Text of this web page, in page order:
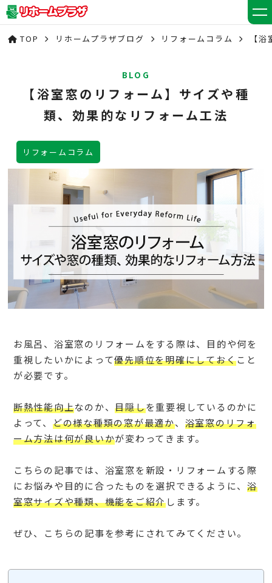
TOP リホームプラザブログ リフォームコラム 【
BLOG
【浴室窓のリフォーム】サイズや種
類、効果的なリフォーム工法
リフォームコラム
お風呂、浴室窓のリフォームをする際は、目的や何を
重視したいかによって優先順位を明確にしておくこと
が必要です。
断熱性能向上なのか、目隠しを重要視しているのかに
よって、 どの様な種類の窓が最適か、 浴室窓のリフォ
ーム方法は何が良いかが変わってきます。
こちらの記事では、浴室窓を新設・リフォームする際
にお悩みや目的に合ったものを選択できるように、浴
室窓サイズや種類、機能をご紹介します。
ぜひ、こちらの記事を参考にされてみてください。